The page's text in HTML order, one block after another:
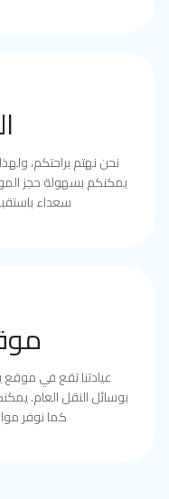
نحن نهتم براحتكم،
يمكنكم بسهولة حجز
سعداء
عيادتنا تقع في موقع
بوسائل النقل العام.
كما نوفر